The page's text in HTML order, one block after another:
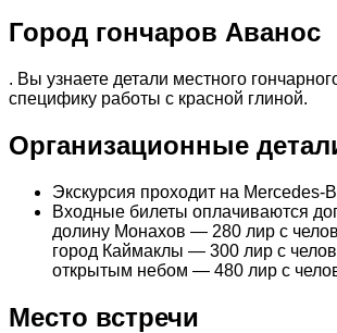
Город гончаров Аванос
. Вы узнаете детали местного
специфику работы с красной глиной.
Организационные
Экскурсия проходит на Mercedes-
Входные билеты оплачиваются
долину Монахов — 280 лир с
город Каймаклы — 300 лир с
открытым небом — 480 лир с
Место встречи